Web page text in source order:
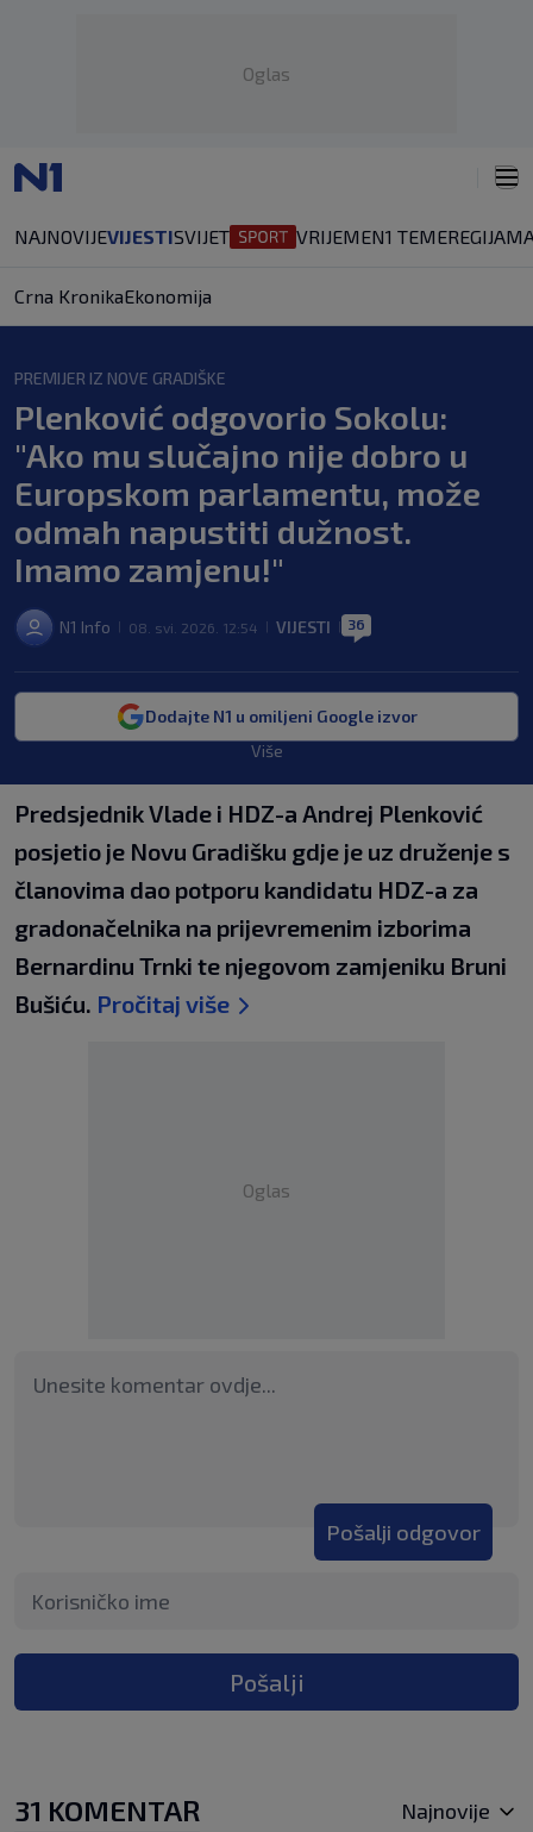
Oglas
NAJNOVIJEVIJESTISVIJET VRIJEMEN1 TEMEREGIJA
Crna KronikaEkonomija
PREMIJER IZ NOVE GRADIŠKE
Plenković odgovorio Sokolu:
"Ako mu slučajno nije dobro u
Europskom parlamentu, može
odmah napustiti dužnost.
Imamo zamjenu!"
N1 Info 08. svi. 2026. 12:54 VIJESTI 36
Dodajte N1 u omiljeni Google izvor
Više
Predsjednik Vlade i HDZ-a Andrej Plenković
posjetio je Novu Gradišku gdje je uz druženje s
članovima dao potporu kandidatu HDZ-a za
gradonačelnika na prijevremenim izborima
Bernardinu Trnki te njegovom zamjeniku Bruni
Bušiću. Pročitaj više
Oglas
Pošalji odgovor
Pošalji
31 KOMENTAR Najnovije